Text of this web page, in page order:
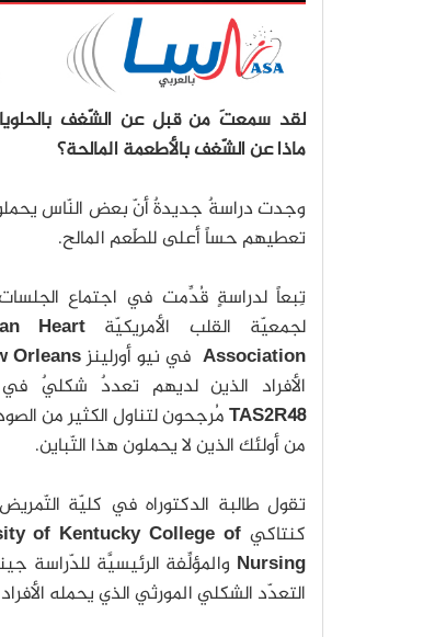
لقد سمعتَ من قبل عن الشّغف
ماذا عن الشّغف بالأطعمة المالحة؟
وجدت دراسةٌ جدیدةٌ أنّ بعض النّاس
تعطیهم حساً أعلى للطّعم المالح.
تِبعاً لدراسةٍ قُدِّمت في اجتماع الجلسات
لجمعیّة القلب الأمریكیّةHeart
Associationفي نیو أورلینزOrleans
الأفراد الذین لديهم تعددٌ شكليٌ في
TAS2R48مُرجحون لتناول الكثیر من
من أولئك الذین لا يحملون هذا التّباین.
تقول طالبة الدكتوراه في كلیّة
كنتاكي of Kentucky College of
Nursing والمؤلِّفة الرئیسیَّة للدّراسة
التعدّد الشكلي المورثي الذي یحمله